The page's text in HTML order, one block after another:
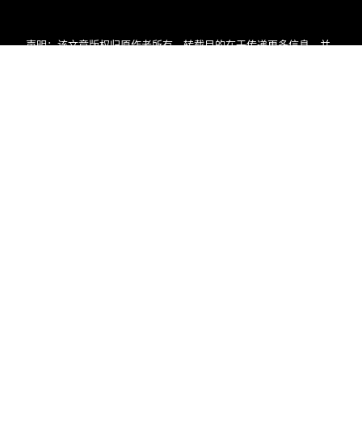
声明：该文章版权归原作者所有，转载目的在于传递更多信息，并